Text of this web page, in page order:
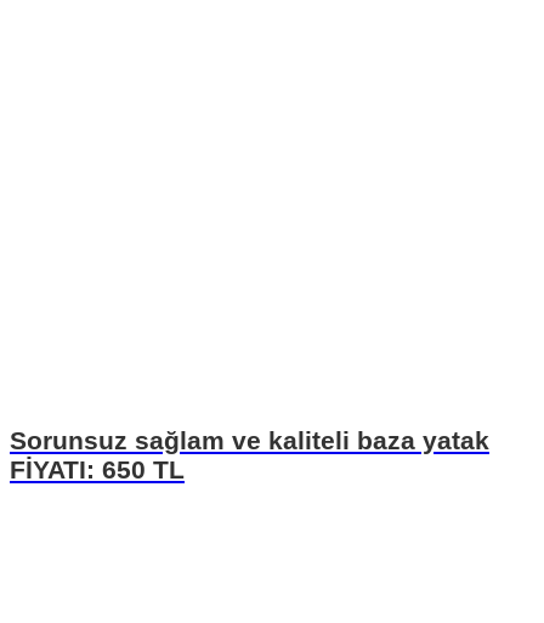
Sorunsuz sağlam ve kaliteli baza yatak
FİYATI: 650 TL